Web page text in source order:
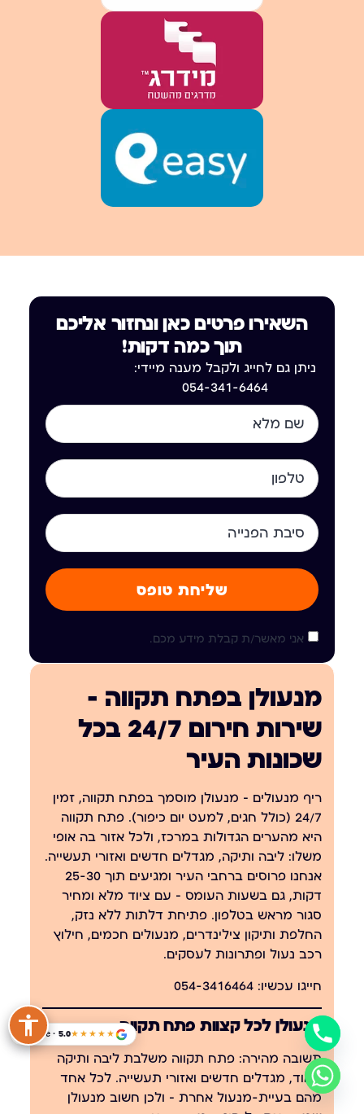
מנעולן בפתח תקווה —
שירות חירום 24/7 בכל
שכונות העיר
ריף מנעולים — מנעולן מוסמך בפתח תקווה, זמין
24/7 (כולל חגים, למעט יום כיפור). פתח תקווה
היא מהערים הגדולות במרכז, ולכל אזור בה אופי
משלו: ליבה ותיקה, מגדלים חדשים ואזורי תעשייה.
אנחנו פרוסים ברחבי העיר ומגיעים תוך 25-30
דקות, גם בשעות העומס — עם ציוד מלא ומחיר
סגור מראש בטלפון. פתיחת דלתות ללא נזק,
החלפת ותיקון צילינדרים, מנעולים חכמים, חילוץ
רכב נעול ופתרונות לעסקים.
חייגו עכשיו: 054-3416464
מנעולן לכל קצוות פתח תקווה
תשובה מהירה: פתח תקווה משלבת ליבה ותיקה
מאוד, מגדלים חדשים ואזורי תעשייה. לכל אחד
מהם בעיית-מנעול אחרת — ולכן חשוב מנעולן
השאירו פרטים כאן ונחזור אליכם
תוך כמה דקות!
ניתן גם לחייג ולקבל מענה מיידי:
054-341-6464
אני מאשר/ת קבלת מידע מכם.
שליחת טופס
★★★★★
Google · 5.0